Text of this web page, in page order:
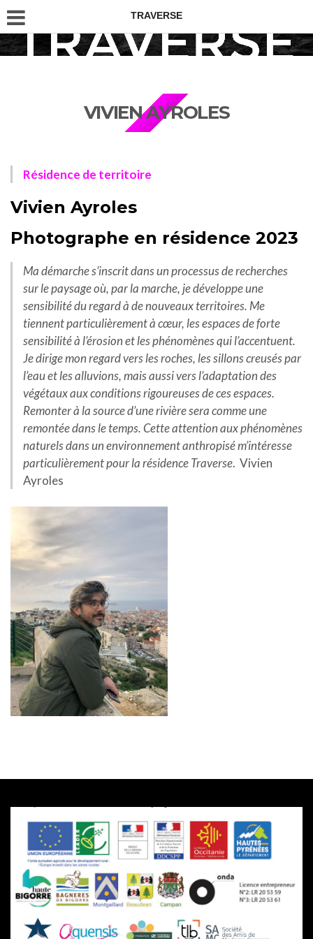
TRAVERSE
VIVIEN AYROLES
Résidence de territoire
Vivien Ayroles
Photographe en résidence 2023
Ma démarche s’inscrit dans un processus de recherches
sur le paysage où, par la marche, je développe une
sensibilité du regard à de nouveaux territoires. Me
tiennent particulièrement à cœur, les espaces de forte
sensibilité à l’érosion et les phénomènes qui l’accentuent.
Je dirige mon regard vers les roches, les sillons creusés par
l’eau et les alluvions, mais aussi vers l’adaptation des
végétaux aux conditions rigoureuses de ces espaces.
Remonter à la source d’une rivière sera comme une
remontée dans le temps. Cette attention aux phénomènes
naturels dans un environnement anthropisé m’intéresse
particulièrement pour la résidence Traverse. Vivien
Ayroles